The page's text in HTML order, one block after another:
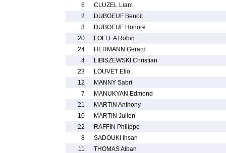
6
CLUZEL Liam
2
DUBOEUF Benoit
3
DUBOEUF Honore
20
FOLLEA Robin
24
HERMANN Gerard
4
LIBISZEWSKI Christian
23
LOUVET Elio
12
MANNY Sabri
7
MANUKYAN Edmond
21
MARTIN Anthony
10
MARTIN Julien
22
RAFFIN Philippe
8
SADOUKI Ihsan
11
THOMAS Alban